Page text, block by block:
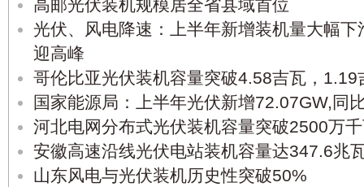
高邮光伏装机规模居全省县域首位
光伏、风电降速：上半年新增装机量大幅
迎高峰
哥伦比亚光伏装机容量突破4.58吉瓦，1.19
国家能源局：上半年光伏新增72.07GW,同
河北电网分布式光伏装机容量突破2500万
安徽高速沿线光伏电站装机容量达347.6兆
山东风电与光伏装机历史性突破50%